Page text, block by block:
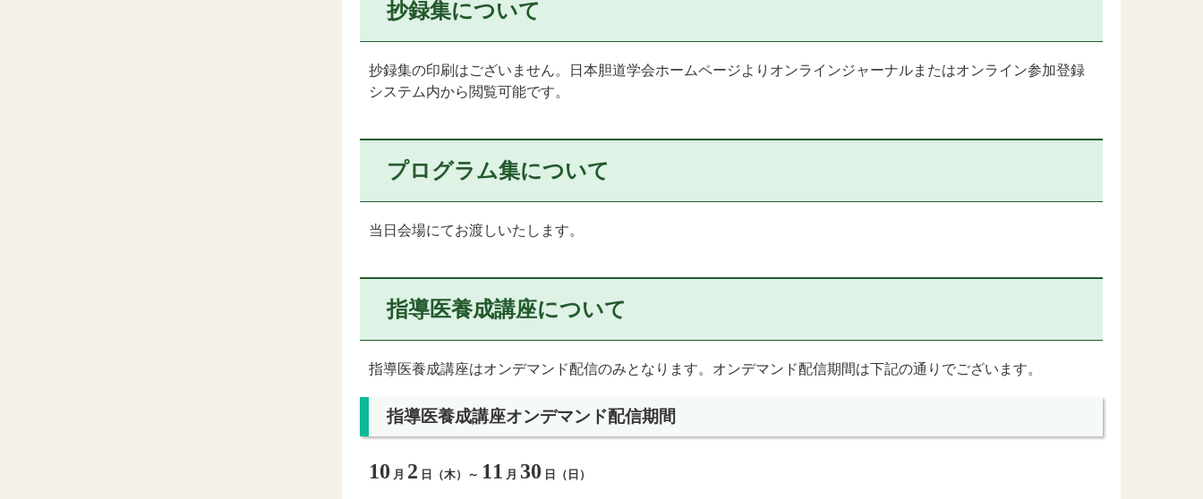
抄録集について
抄録集の印刷はございません。日本胆道学会ホームページよりオンラインジャーナルまたはオンライン参加登録
システム内から閲覧可能です。
プログラム集について
当日会場にてお渡しいたします。
指導医養成講座について
指導医養成講座はオンデマンド配信のみとなります。オンデマンド配信期間は下記の通りでございます。
指導医養成講座オンデマンド配信期間
10 月 2 日（木）～ 11 月 30 日（日）